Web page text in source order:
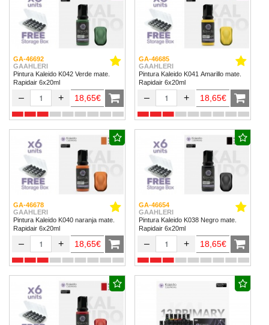
GA-46692
GAAHLERI
Pintura Kaleido K042 Verde mate.
Rapidair 6x20ml
– + 18,65€
GA-46685
GAAHLERI
Pintura Kaleido K041 Amarillo mate.
Rapidair 6x20ml
– + 18,65€
GA-46678
GAAHLERI
Pintura Kaleido K040 naranja mate.
Rapidair 6x20ml
– + 18,65€
GA-46654
GAAHLERI
Pintura Kaleido K038 Negro mate.
Rapidair 6x20ml
– + 18,65€